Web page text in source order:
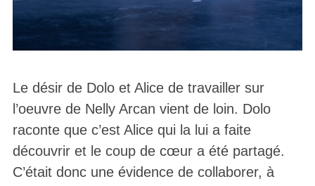
Le désir de Dolo et Alice de travailler sur
l’oeuvre de Nelly Arcan vient de loin. Dolo
raconte que c’est Alice qui la lui a faite
découvrir et le coup de cœur a été partagé.
C’était donc une évidence de collaborer, à